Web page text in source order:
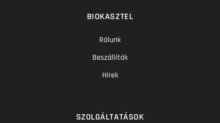
BIOKASZTEL
Rólunk
Beszállítók
Hírek
SZOLGÁLTATÁSOK